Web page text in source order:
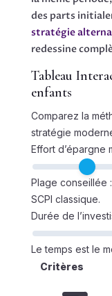
des parts
stratégie
redessine
Tableau
enfants
Comparez la
stratégie
Effort d’épargne
Plage conseillée
SCPI classique.
Durée de
Le temps est le
Critères